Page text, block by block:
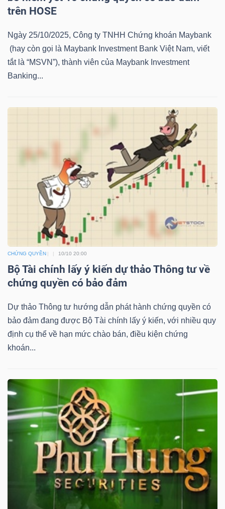
trên HOSE
Ngày 25/10/2025, Công ty TNHH Chứng khoán Maybank
(hay còn gọi là Maybank Investment Bank Việt Nam, viết
tắt là “MSVN”), thành viên của Maybank Investment
Banking...
CHỨNG QUYỀN 10/10 20:00
Bộ Tài chính lấy ý kiến dự thảo Thông tư về
chứng quyền có bảo đảm
Dự thảo Thông tư hướng dẫn phát hành chứng quyền có
bảo đảm đang được Bộ Tài chính lấy ý kiến, với nhiều quy
định cụ thể về hạn mức chào bán, điều kiện chứng
khoán...
TIÊU
DÙNG
YẾU
TÀI
CHÍNH
CÔNG
THÔNG
TRUYỀN